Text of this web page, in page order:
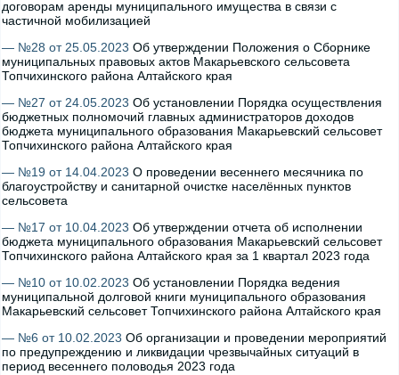
договорам аренды муниципального имущества в связи с
частичной мобилизацией
— №28 от 25.05.2023 Об утверждении Положения о Сборнике
муниципальных правовых актов Макарьевского сельсовета
Топчихинского района Алтайского края
— №27 от 24.05.2023 Об установлении Порядка осуществления
бюджетных полномочий главных администраторов доходов
бюджета муниципального образования Макарьевский сельсовет
Топчихинского района Алтайского края
— №19 от 14.04.2023 О проведении весеннего месячника по
благоустройству и санитарной очистке населённых пунктов
сельсовета
— №17 от 10.04.2023 Об утверждении отчета об исполнении
бюджета муниципального образования Макарьевский сельсовет
Топчихинского района Алтайского края за 1 квартал 2023 года
— №10 от 10.02.2023 Об установлении Порядка ведения
муниципальной долговой книги муниципального образования
Макарьевский сельсовет Топчихинского района Алтайского края
— №6 от 10.02.2023 Об организации и проведении мероприятий
по предупреждению и ликвидации чрезвычайных ситуаций в
период весеннего половодья 2023 года